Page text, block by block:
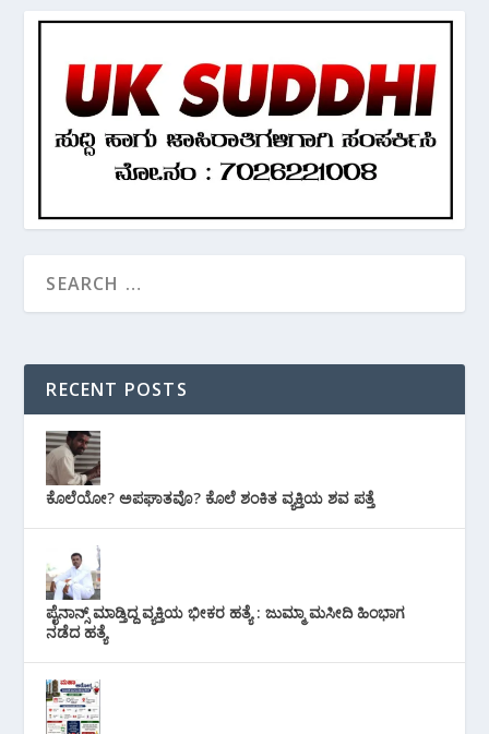
RECENT POSTS
ಕೊಲೆಯೋ? ಅಪಘಾತವೊ? ಕೊಲೆ ಶಂಕಿತ ವ್ಯಕ್ತಿಯ ಶವ ಪತ್ತೆ
ಪೈನಾನ್ಸ್ ಮಾಡ್ತಿದ್ದ ವ್ಯಕ್ತಿಯ ಭೀಕರ‌ ಹತ್ಯೆ : ಜುಮ್ಮಾ ಮಸೀದಿ ಹಿಂಭಾಗ
ನಡೆದ ಹತ್ಯೆ